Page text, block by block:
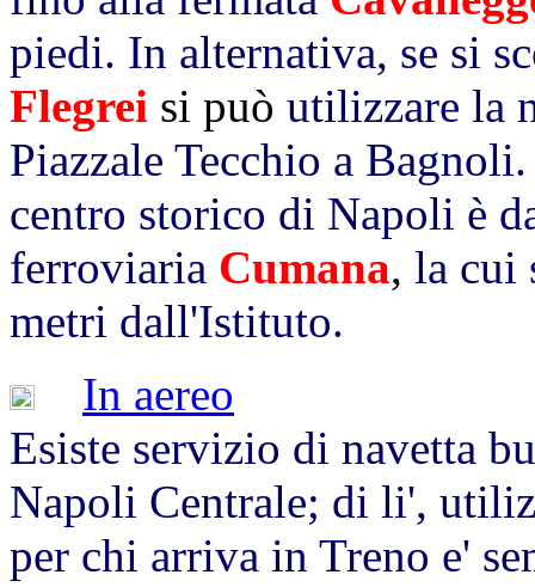
piedi. In alternativa, se si
Flegrei si può utilizzare la
Piazzale Tecchio a
centro storico di Napoli è
ferroviaria Cumana, la cui
metri dall'Istituto.
In aereo
Esiste servizio di navetta
Napoli Centrale; di li',
per chi arriva in Treno e'